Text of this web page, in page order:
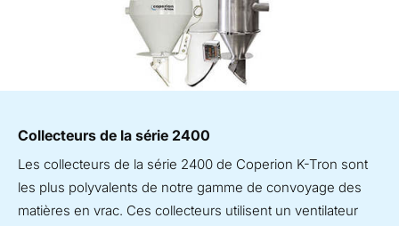
Collecteurs de la série 2400
Les collecteurs de la série 2400 de Coperion K-Tron sont
les plus polyvalents de notre gamme de convoyage des
matières en vrac. Ces collecteurs utilisent un ventilateur